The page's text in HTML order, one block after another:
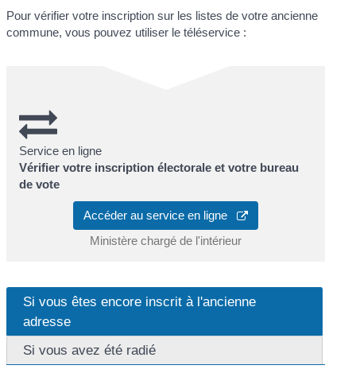
Pour vérifier votre inscription sur les listes de votre ancienne
commune, vous pouvez utiliser le téléservice :
Service en ligne
Vérifier votre inscription électorale et votre bureau
de vote
Accéder au service en ligne
Ministère chargé de l'intérieur
Si vous êtes encore inscrit à l'ancienne
adresse
Si vous avez été radié